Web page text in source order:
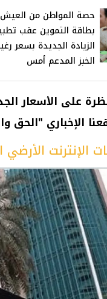
حصة المواطن من
بطاقة التموين عقب
الزيادة الجديدة بسعر
الخبز المدعم أمس
الإخباري "الحق
الأرضي الجديدة 2024 في